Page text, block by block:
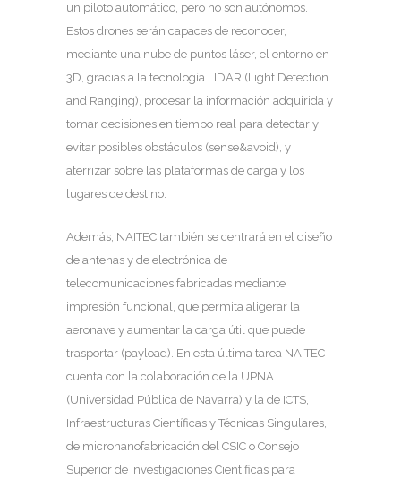
un piloto automático, pero no son autónomos.
Estos drones serán capaces de reconocer,
mediante una nube de puntos láser, el entorno en
3D, gracias a la tecnología LIDAR (Light Detection
and Ranging), procesar la información adquirida y
tomar decisiones en tiempo real para detectar y
evitar posibles obstáculos (sense&avoid), y
aterrizar sobre las plataformas de carga y los
lugares de destino.
Además, NAITEC también se centrará en el diseño
de antenas y de electrónica de
telecomunicaciones fabricadas mediante
impresión funcional, que permita aligerar la
aeronave y aumentar la carga útil que puede
trasportar (payload). En esta última tarea NAITEC
cuenta con la colaboración de la UPNA
(Universidad Pública de Navarra) y la de ICTS,
Infraestructuras Científicas y Técnicas Singulares,
de micronanofabricación del CSIC o Consejo
Superior de Investigaciones Científicas para